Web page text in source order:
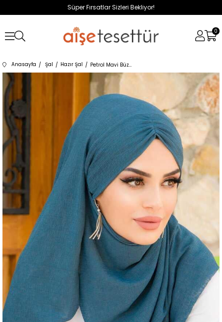
Süper Fırsatlar Sizleri Bekliyor!
0
Anasayfa Şal Hazır Şal Petrol Mavi Büzgülü Hazır Şal Eşarp